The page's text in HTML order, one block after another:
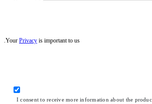
Your Privacy is important to us.
I consent to receive more information about the